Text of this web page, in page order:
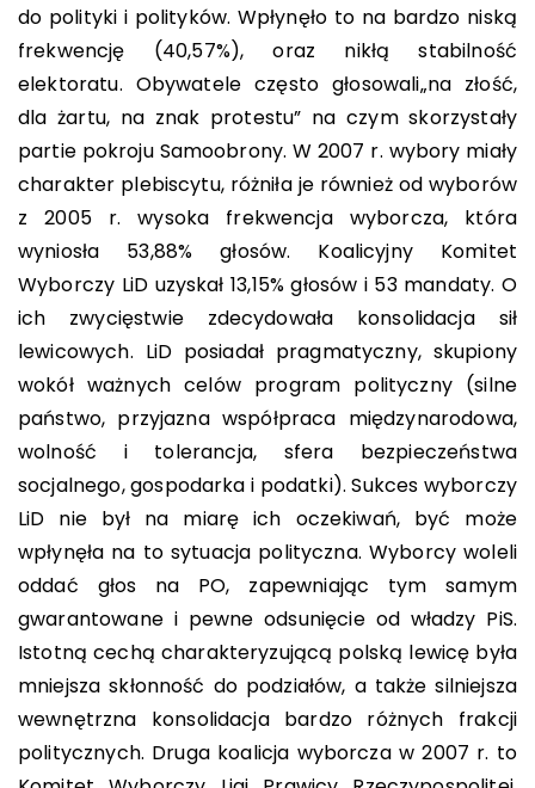
do polityki i polityków. Wpłynęło to na bardzo niską
frekwencję (40,57%), oraz nikłą stabilność
elektoratu. Obywatele często głosowali„na złość,
dla żartu, na znak protestu” na czym skorzystały
partie pokroju Samoobrony. W 2007 r. wybory miały
charakter plebiscytu, różniła je również od wyborów
z 2005 r. wysoka frekwencja wyborcza, która
wyniosła 53,88% głosów. Koalicyjny Komitet
Wyborczy LiD uzyskał 13,15% głosów i 53 mandaty. O
ich zwycięstwie zdecydowała konsolidacja sił
lewicowych. LiD posiadał pragmatyczny, skupiony
wokół ważnych celów program polityczny (silne
państwo, przyjazna współpraca międzynarodowa,
wolność i tolerancja, sfera bezpieczeństwa
socjalnego, gospodarka i podatki). Sukces wyborczy
LiD nie był na miarę ich oczekiwań, być może
wpłynęła na to sytuacja polityczna. Wyborcy woleli
oddać głos na PO, zapewniając tym samym
gwarantowane i pewne odsunięcie od władzy PiS.
Istotną cechą charakteryzującą polską lewicę była
mniejsza skłonność do podziałów, a także silniejsza
wewnętrzna konsolidacja bardzo różnych frakcji
politycznych. Druga koalicja wyborcza w 2007 r. to